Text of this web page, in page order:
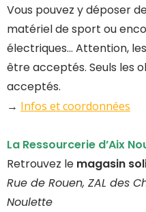
Vous pouvez y déposer
matériel de sport ou
électriques… Attention,
être acceptés. Seuls les
acceptés.
→ Infos et coordonnées
La Ressourcerie d’Aix
Retrouvez le magasin
Rue de Rouen, ZAL des
Noulette